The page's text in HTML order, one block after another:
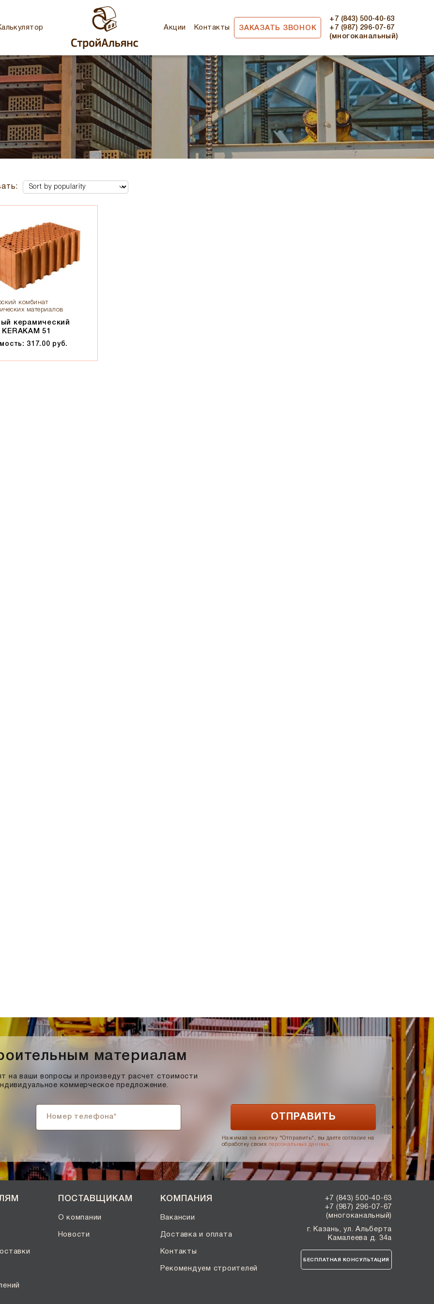
Акции Контакты ЗАКАЗАТЬ ЗВОНОК
+7 (843) 500-40-63
+7 (987) 296-07-67
(многоканальный)
комбинат
материалов
керамический
51
317.00 руб.
материалам
на ваши вопросы и произведут расчет стоимости
коммерческое предложение.
Нажимая на кнопку "Отправить", вы даете согласие на
обработку своих персональных данных
ПОСТАВЩИКАМ
О компании
Новости
КОМПАНИЯ
Вакансии
Доставка и оплата
Контакты
Рекомендуем строителей
+7 (843) 500-40-63
+7 (987) 296-07-67
(многоканальный)
г. Казань, ул. Альберта
Камалеева д. 34а
БЕСПЛАТНАЯ КОНСУЛЬТАЦИЯ